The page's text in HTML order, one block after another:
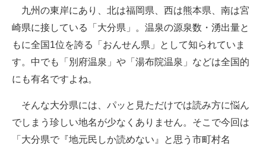
ITの今と未来を見通す
スマホと通信の最新トレンド
進化するPCとデバイスの未来
好きが集まる 比べて選べる
ビジネスと働き方のヒント
九州の東岸にあり、北は福岡県、西は熊本県、南は宮
崎県に接している「大分県」。温泉の源泉数・湧出量と
もに全国1位を誇る「おんせん県」として知られていま
す。中でも「別府温泉」や「湯布院温泉」などは全国的
にも有名ですよね。
そんな大分県には、パッと見ただけでは読み方に悩ん
でしまう珍しい地名が少なくありません。そこで今回は
「大分県で『地元民しか読めない』と思う市町村名